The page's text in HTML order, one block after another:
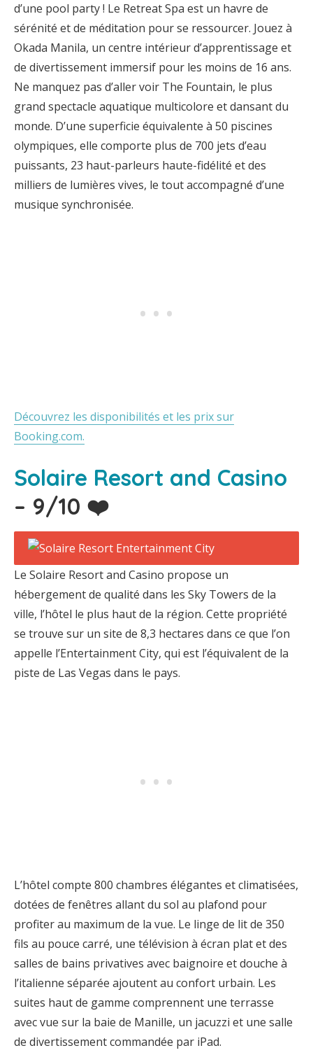
d’une pool party ! Le Retreat Spa est un havre de
sérénité et de méditation pour se ressourcer. Jouez à
Okada Manila, un centre intérieur d’apprentissage et
de divertissement immersif pour les moins de 16 ans.
Ne manquez pas d’aller voir The Fountain, le plus
grand spectacle aquatique multicolore et dansant du
monde. D’une superficie équivalente à 50 piscines
olympiques, elle comporte plus de 700 jets d’eau
puissants, 23 haut-parleurs haute-fidélité et des
milliers de lumières vives, le tout accompagné d’une
musique synchronisée.
Découvrez les disponibilités et les prix sur
Booking.com.
Solaire Resort and Casino
– 9/10 ❤️
Le Solaire Resort and Casino propose un
hébergement de qualité dans les Sky Towers de la
ville, l’hôtel le plus haut de la région. Cette propriété
se trouve sur un site de 8,3 hectares dans ce que l’on
appelle l’Entertainment City, qui est l’équivalent de la
piste de Las Vegas dans le pays.
L’hôtel compte 800 chambres élégantes et climatisées,
dotées de fenêtres allant du sol au plafond pour
profiter au maximum de la vue. Le linge de lit de 350
fils au pouce carré, une télévision à écran plat et des
salles de bains privatives avec baignoire et douche à
l’italienne séparée ajoutent au confort urbain. Les
suites haut de gamme comprennent une terrasse
avec vue sur la baie de Manille, un jacuzzi et une salle
de divertissement commandée par iPad.